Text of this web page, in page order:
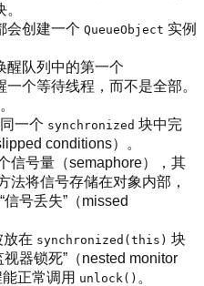
。
会创建一个 QueueObject 实例
醒队列中的第一个
一个等待线程，而不是全部。
一个 synchronized 块中完
conditions）。
信号量（semaphore），其
法将信号存储在对象内部，
号丢失”（missed
放在 synchronized(this) 块
器锁死”（nested monitor
正常调用 unlock() 。